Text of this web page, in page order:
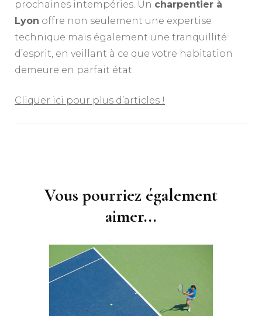
prochaines intempéries. Un charpentier à
Lyon offre non seulement une expertise
technique mais également une tranquillité
d’esprit, en veillant à ce que votre habitation
demeure en parfait état.
Cliquer ici pour plus d’articles !
Vous pourriez également
aimer...